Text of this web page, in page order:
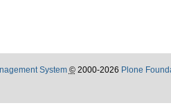
System ©2000-2026 Plone